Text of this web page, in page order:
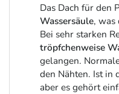
Das Dach für den
Wassersäule, was
Bei sehr starken
tröpfchenweise
gelangen.
den Nähten. Ist in
aber es gehört